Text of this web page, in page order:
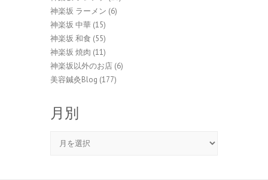
神楽坂 ラーメン (6)
神楽坂 中華 (15)
神楽坂 和食 (55)
神楽坂 焼肉 (11)
神楽坂以外のお店 (6)
美容鍼灸Blog (177)
月別